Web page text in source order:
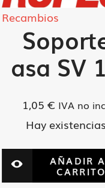
Recambios
asa SV
1,05 € IVA no
Hay existencias
AÑADIR
CARRITO